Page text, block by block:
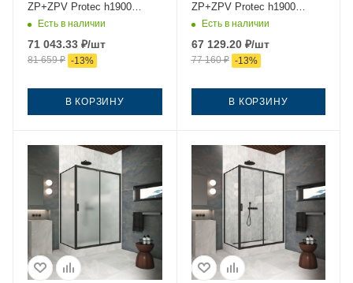
ZP+ZPV Protec h1900
140*75 02М crystalvision
140х75 стекло прозрачное
профиль черный без
поддона
Есть в наличии
71 043.33 ₽/шт
81 659₽ -13%
В КОРЗИНУ
ZP+ZPV Protec h1900
140*75 02М 07 140х75
стекло тонированное
профиль черный без
поддона
Есть в наличии
67 129.20₽/шт
77 160₽ -13%
В КОРЗИНУ